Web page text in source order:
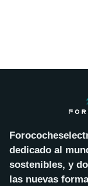
dedicado al
sostenibles, y
las nuevas